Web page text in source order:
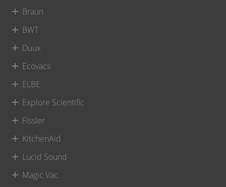
Braun
BWT
Duux
Ecovacs
ELBE
Explore Scientific
Fissler
KitchenAid
Lucid Sound
Magic Vac